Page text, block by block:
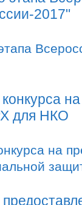
2017"
для НКО
на